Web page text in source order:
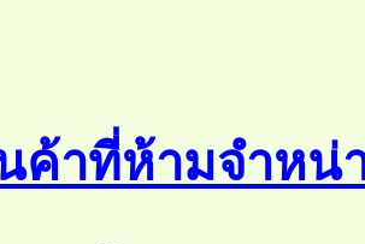
ค้าที่ห้ามจำหน่